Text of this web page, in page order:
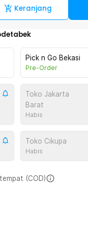
Keranjang
Pick n Go Bekasi
Pre-Order
Toko Jakarta
Barat
Habis
Toko Cikupa
Habis
(COD)